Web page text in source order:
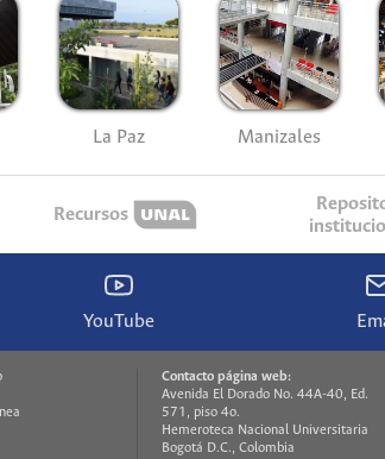
La Paz Manizales
Recursos
YouTube
Contacto página web:
Avenida El Dorado No. 44A-40, Ed.
571, piso 4o.
Hemeroteca Nacional Universitaria
Bogotá D.C., Colombia